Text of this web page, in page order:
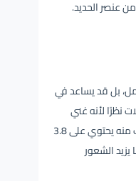
بل قديساعدفي
نظرًا لأنه غني
بالألياف وقليل السعرات الحرارية، فكل كوب منه يحتوي على 3.8
ما يزيد الشعور